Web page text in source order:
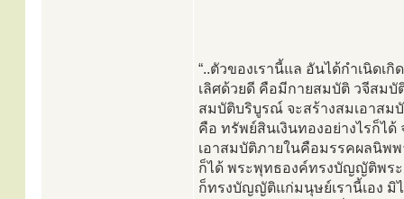
“..ตัวของเรานี้แล อันได้กำเนิดเ
เลิศด้วยดี คือมีกายสมบัติ วจีสมบั
สมบัติบริบูรณ์ จะสร้างสมเอาสม
คือ ทรัพย์สินเงินทองอย่างไรก็ได้
เอาสมบัติภายในคือมรรคผลนิพ
ก็ได้ พระพุทธองค์ทรงบัญญัติพร
ก็ทรงบัญญัติแก่มนุษย์เรานี้เอง